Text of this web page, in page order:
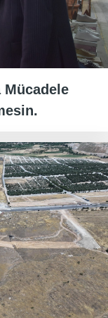
Mücadele